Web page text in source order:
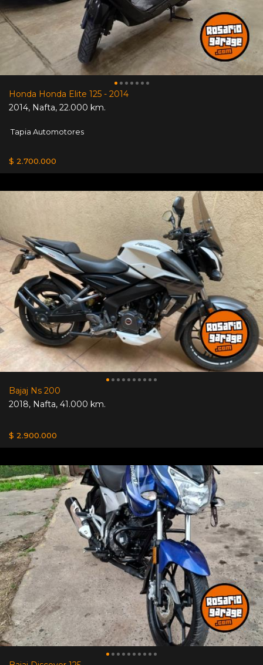
Honda Honda Elite 125 - 2014
2014, Nafta, 22.000 km.
Tapia Automotores
$ 2.700.000
Bajaj Ns 200
2018, Nafta, 41.000 km.
$ 2.900.000